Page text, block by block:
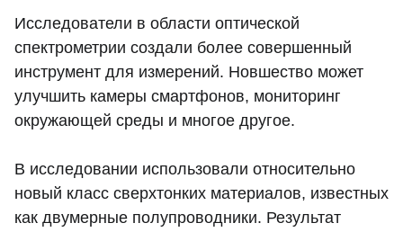
Исследователи в области оптической
спектрометрии создали более совершенный
инструмент для измерений. Новшество может
улучшить камеры смартфонов, мониторинг
окружающей среды и многое другое.
В исследовании использовали относительно
новый класс сверхтонких материалов, известных
как двумерные полупроводники. Результат